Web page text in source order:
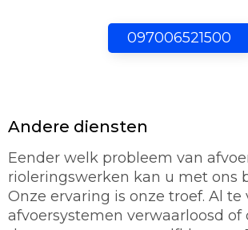
097006521500
Andere diensten
Eender welk probleem van
rioleringswerken kan u met ons
Onze ervaring is onze troef. Al te
afvoersystemen verwaarloosd of